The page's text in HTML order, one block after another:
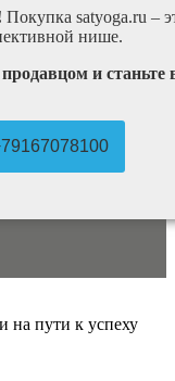
Покупка satyoga.ru –
нише.
и
на пути к успеху